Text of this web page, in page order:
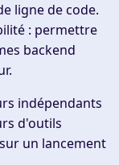
ligne de code.
: permettre
backend
indépendants
d'outils
un lancement